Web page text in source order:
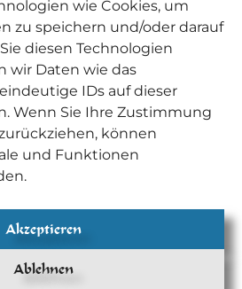
wie Cookies, um
zu speichern und/oder darauf
diesen Technologien
wir Daten wie das
IDs auf dieser
Wenn Sie Ihre Zustimmung
können
und Funktionen
Akzeptieren
Ablehnen